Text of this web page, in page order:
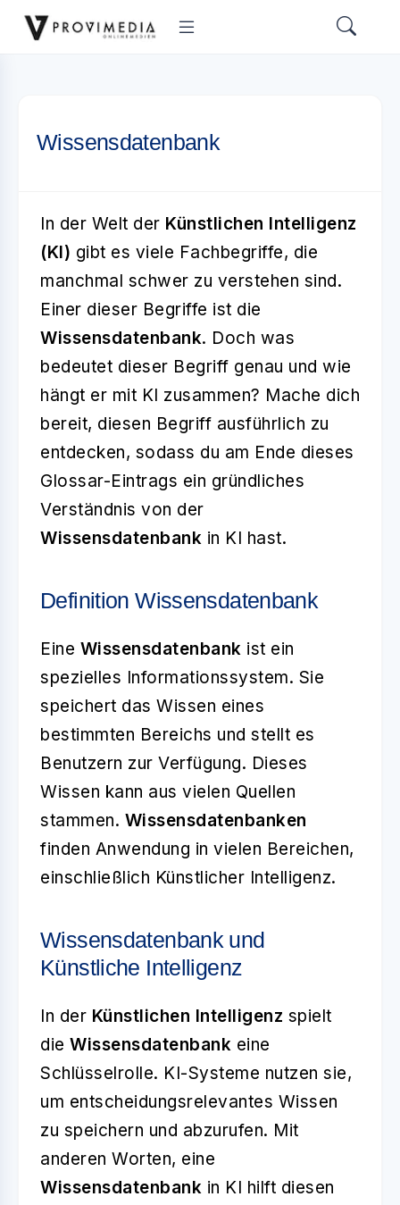
Wissensdatenbank
In der Welt der Künstlichen Intelligenz
(KI) gibt es viele Fachbegriffe, die
manchmal schwer zu verstehen sind.
Einer dieser Begriffe ist die
Wissensdatenbank. Doch was
bedeutet dieser Begriff genau und wie
hängt er mit KI zusammen? Mache dich
bereit, diesen Begriff ausführlich zu
entdecken, sodass du am Ende dieses
Glossar-Eintrags ein gründliches
Verständnis von der
Wissensdatenbank in KI hast.
Definition Wissensdatenbank
Eine Wissensdatenbank ist ein
spezielles Informationssystem. Sie
speichert das Wissen eines
bestimmten Bereichs und stellt es
Benutzern zur Verfügung. Dieses
Wissen kann aus vielen Quellen
stammen. Wissensdatenbanken
finden Anwendung in vielen Bereichen,
einschließlich Künstlicher Intelligenz.
Wissensdatenbank und
Künstliche Intelligenz
In der Künstlichen Intelligenz spielt
die Wissensdatenbank eine
Schlüsselrolle. KI-Systeme nutzen sie,
um entscheidungsrelevantes Wissen
zu speichern und abzurufen. Mit
anderen Worten, eine
Wissensdatenbank in KI hilft diesen